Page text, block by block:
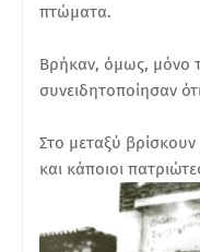
πτώματα.
Βρήκαν, όμως, μόνο
συνειδητοποίησαν
Στο μεταξύ βρίσκουν
και κάποιοι